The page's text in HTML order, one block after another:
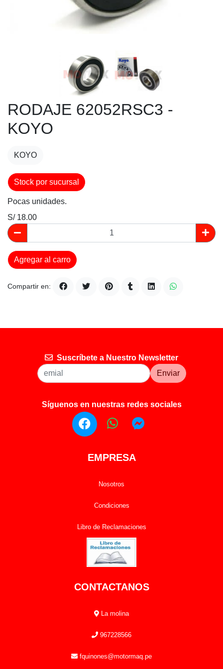
RODAJE 62052RSC3 -
KOYO
KOYO
Stock por sucursal
Pocas unidades.
S/ 18.00
Agregar al carro
Compartir en:
Suscríbete a Nuestro Newsletter
Enviar
Síguenos en nuestras redes sociales
EMPRESA
Nosotros
Condiciones
Libro de Reclamaciones
CONTACTANOS
La molina
967228566
fquinones@motormaq.pe